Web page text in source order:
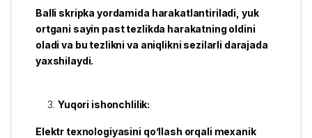
Balli skripka yordamida harakatlantiriladi, yuk
ortgani sayin past tezlikda harakatning oldini
oladi va bu tezlikni va aniqlikni sezilarli darajada
yaxshilaydi.
Yuqori ishonchlilik:
Elektr texnologiyasini qo’llash orqali mexanik